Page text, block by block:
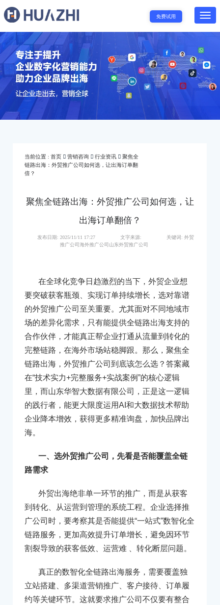
免费试用
当前位置 : 首页 营销咨询 行业资讯
聚焦全
链路出海：外贸推广公司如何选，让出海订单翻
倍？
聚焦全链路出海：外贸推广公司如何选，让
出海订单翻倍？
发布日期: 2025/11/11 17:27 文字来源: 关键词: 外贸
推广公司海外推广公司山东外贸推广公司
在全球化竞争日趋激烈的当下，外贸企业想
要突破获客瓶颈、实现订单持续增长，选对靠谱
的外贸推广公司至关重要。尤其面对不同地域市
场的差异化需求，只有能提供全链路出海支持的
合作伙伴，才能真正帮企业打通从流量到转化的
完整链路，在海外市场站稳脚跟。那么，聚焦全
链路出海，外贸推广公司到底该怎么选？答案藏
在“技术实力+完整服务+实战案例”的核心逻辑
里，而山东华智大数据有限公司，正是这一逻辑
的践行者，能更大限度运用AI和大数据技术帮助
企业降本增效，获得更多精准询盘，加快品牌出
海。
一、选外贸推广公司，先看是否能覆盖全链
路需求
外贸出海绝非单一环节的推广，而是从获客
到转化、从运营到管理的系统工程。企业选择推
广公司时，要考察其是否能提供“一站式”数智化全
链路服务，更加高效提升订单增长，避免因环节
割裂导致的获客低效、运营难 、转化断层问题。
真正的数智化全链路出海服务，需要覆盖独
立站搭建、多渠道营销推广、客户接待、订单履
约等关键环节。这就要求推广公司不仅要有整合